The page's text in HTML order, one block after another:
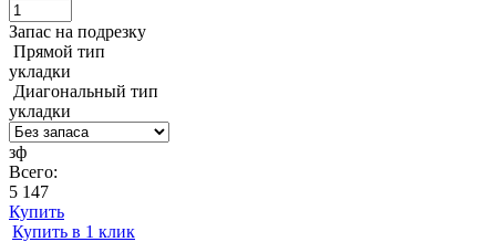
Запас на подрезку
Прямой тип
укладки
Диагональный тип
укладки
зф
Всего:
5 147
Купить
Купить в 1 клик